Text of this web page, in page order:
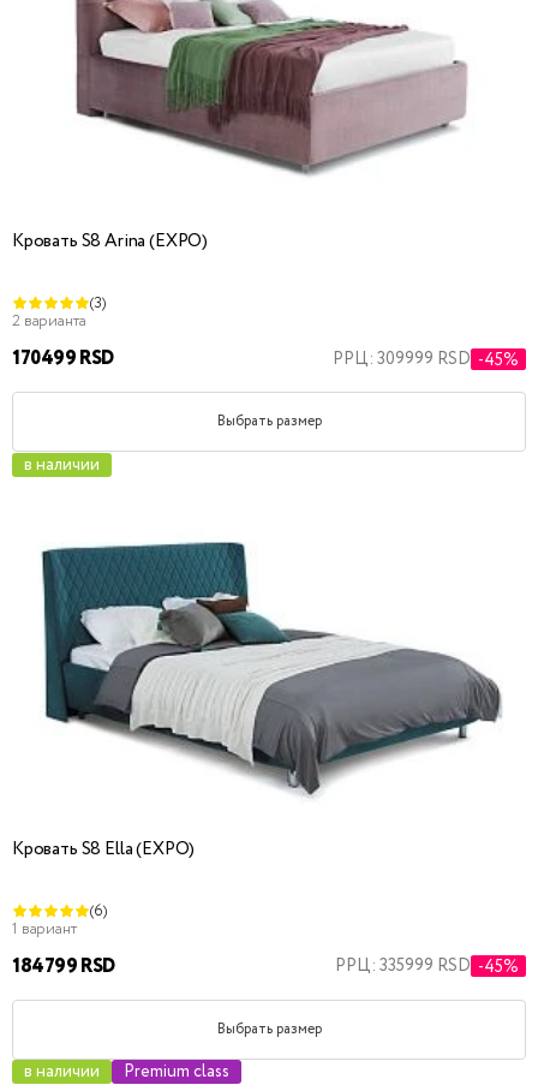
Кровать S8 Arina (EXPO)
(3)
2 варианта
170499 RSD РРЦ: 309999 RSD -45%
Выбрать размер
в наличии
Кровать S8 Ella (EXPO)
(6)
1 вариант
184799 RSD РРЦ: 335999 RSD -45%
Выбрать размер
в наличии Premium class